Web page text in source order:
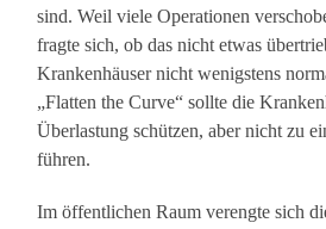
sind. Weil viele Operationen
fragte sich, ob das nicht etwas
Krankenhäuser nicht wenigstens
„Flatten the Curve“ sollte die
Überlastung schützen, aber nicht zu
führen.
Im öffentlichen Raum verengte sich